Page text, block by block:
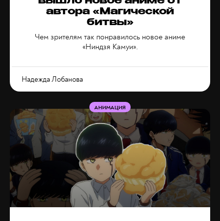
автора «Магической
битвы»
Чем зрителям так понравилось новое аниме
«Ниндзя Камуи».
Надежда Лобанова
АНИМАЦИЯ